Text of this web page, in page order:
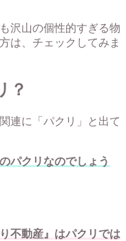
沢山の個性的すぎる物
は、チェックしてみま
？
連に「パクリ」と出て
パクリなのでしょう
り不動産』はパクリでは